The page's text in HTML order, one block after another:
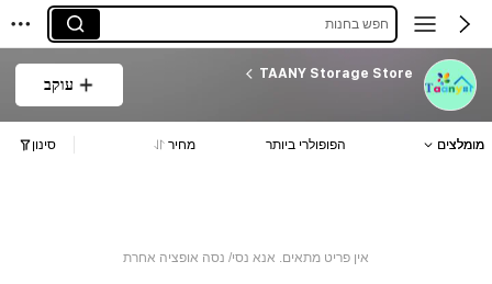
חפש בחנות
TAANY Storage Store
עוקב
מומלצים הפופולרי ביותר מחיר סינון
אין פריט מתאים. אנא נסי/ נסה אופציה אחרת